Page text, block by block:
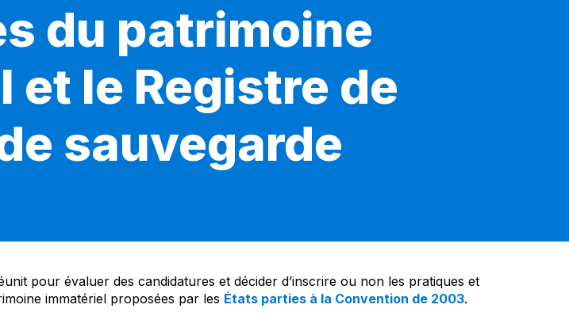
du patrimoine
le Registre de
sauvegarde
pour évaluer des candidatures et décider d’inscrire ou non les pratiques et
immatériel proposées par les États parties à la Convention de 2003.